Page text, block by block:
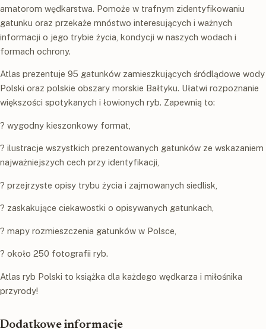
amatorom wędkarstwa. Pomoże w trafnym zidentyfikowaniu
gatunku oraz przekaże mnóstwo interesujących i ważnych
informacji o jego trybie życia, kondycji w naszych wodach i
formach ochrony.
Atlas prezentuje 95 gatunków zamieszkujących śródlądowe wody
Polski oraz polskie obszary morskie Bałtyku. Ułatwi rozpoznanie
większości spotykanych i łowionych ryb. Zapewnią to:
? wygodny kieszonkowy format,
? ilustracje wszystkich prezentowanych gatunków ze wskazaniem
najważniejszych cech przy identyfikacji,
? przejrzyste opisy trybu życia i zajmowanych siedlisk,
? zaskakujące ciekawostki o opisywanych gatunkach,
? mapy rozmieszczenia gatunków w Polsce,
? około 250 fotografii ryb.
Atlas ryb Polski to książka dla każdego wędkarza i miłośnika
przyrody!
Dodatkowe informacje